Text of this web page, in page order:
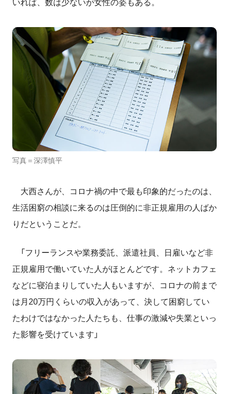
いれば、数は少ないが女性の姿もある。
写真＝深澤慎平
大西さんが、コロナ禍の中で最も印象的だったのは、
生活困窮の相談に来るのは圧倒的に非正規雇用の人ばか
りだということだ。
「フリーランスや業務委託、派遣社員、日雇いなど非
正規雇用で働いていた人がほとんどです。ネットカフェ
などに寝泊まりしていた人もいますが、コロナの前まで
は月20万円くらいの収入があって、決して困窮してい
たわけではなかった人たちも、仕事の激減や失業といっ
た影響を受けています」